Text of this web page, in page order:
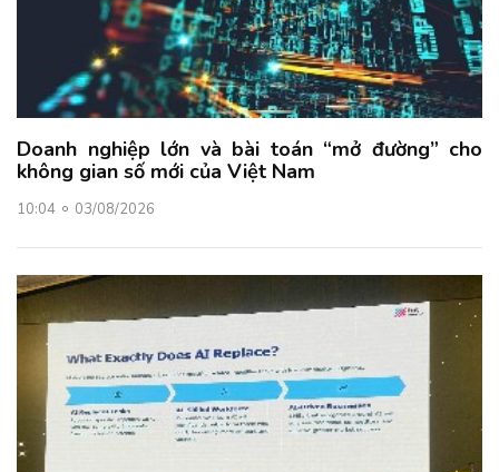
Doanh nghiệp lớn và bài toán “mở đường” cho
không gian số mới của Việt Nam
10:04 03/08/2026